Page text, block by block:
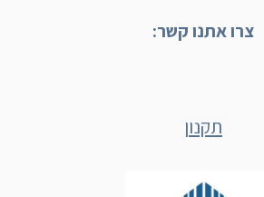
צרו אתנו קשר:
תקנון